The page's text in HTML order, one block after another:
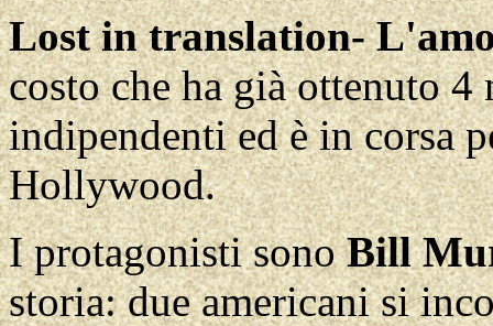
Lost in translation-
costo che ha già ottenuto
indipendenti ed è in corsa
Hollywood.
I protagonisti sonoBill
storia: due americani si